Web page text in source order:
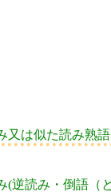
又は似た読み熟
(逆読み・倒語（